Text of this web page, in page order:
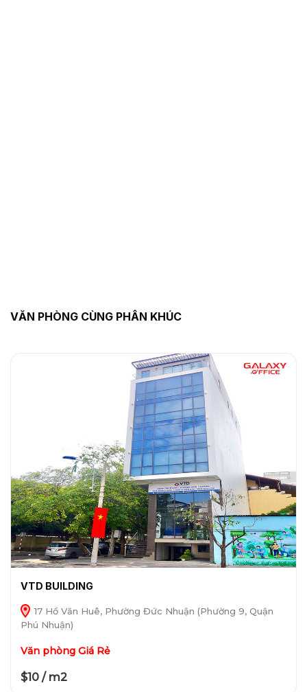
VĂN PHÒNG CÙNG PHÂN KHÚC
VTD BUILDING
17 Hồ Văn Huê, Phường Đức Nhuận (Phường 9, Quận
Phú Nhuận)
Văn phòng Giá Rẻ
$10 / m2